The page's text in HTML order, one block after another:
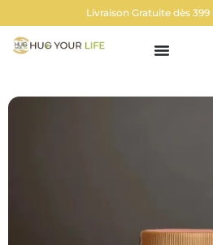
Livraison Gratuite dès